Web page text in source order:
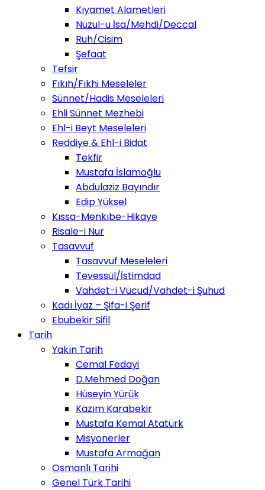
Kıyamet Alametleri
Nüzul-u İsa/Mehdi/Deccal
Ruh/Cisim
Şefaat
Tefsir
Fıkıh/Fıkhi Meseleler
Sünnet/Hadis Meseleleri
Ehli Sünnet Mezhebi
Ehl-i Beyt Meseleleri
Reddiye & Ehl-i Bidat
Tekfir
Mustafa İslamoğlu
Abdulaziz Bayındır
Edip Yüksel
Kıssa-Menkıbe-Hikaye
Risale-i Nur
Tasavvuf
Tasavvuf Meseleleri
Tevessül/İstimdad
Vahdet-i Vücud/Vahdet-i Şuhud
Kadı İyaz – Şifa-i Şerif
Ebubekir Sifil
Tarih
Yakın Tarih
Cemal Fedayi
D.Mehmed Doğan
Hüseyin Yürük
Kazım Karabekir
Mustafa Kemal Atatürk
Misyonerler
Mustafa Armağan
Osmanlı Tarihi
Genel Türk Tarihi